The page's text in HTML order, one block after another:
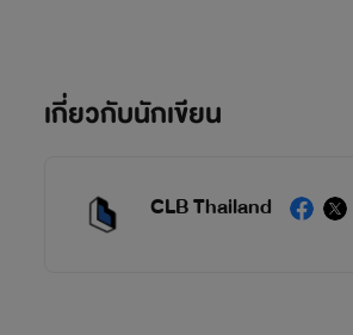
เกี่ยวกับนักเขียน
CLB Thailand